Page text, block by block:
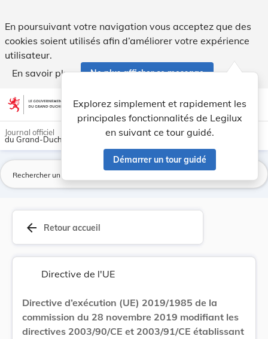
En poursuivant votre navigation vous acceptez que des
cookies soient utilisés afin d’améliorer votre expérience
utilisateur.
En savoir plus
Ne plus afficher ce message
Aller au contenu account_circle help Aide
Explorez simplement et rapidement les
principales fonctionnalités de Legilux
en suivant ce tour guidé.
Démarrer un tour guidé
light_mode dark_mode
Journal officiel
du Grand-Duché de Luxembourg
arrow_back Retour accueil
Directive de l'UE
Directive d’exécution (UE) 2019/1985 de la
commission du 28 novembre 2019 modifiant les
directives 2003/90/CE et 2003/91/CE établissant